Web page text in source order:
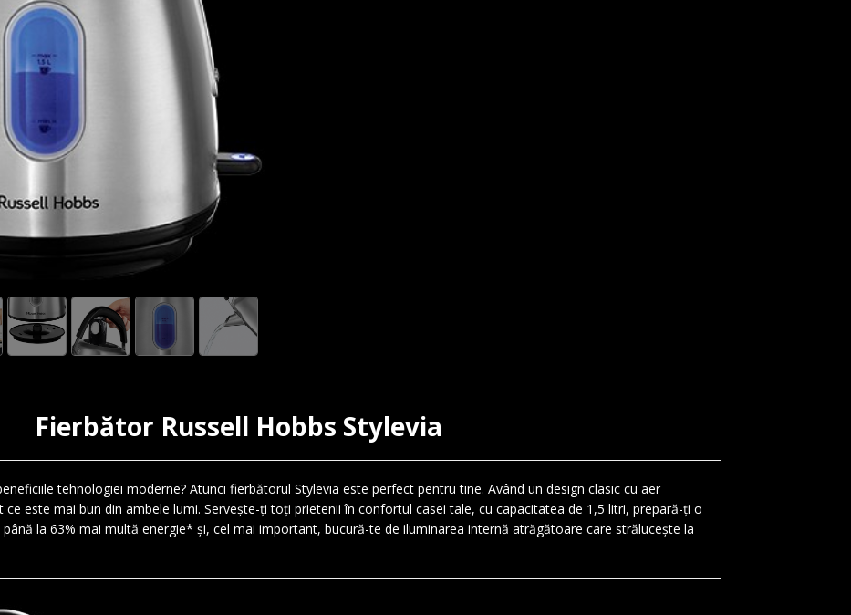
Fierbător Russell Hobbs Stylevia
tehnologiei moderne? Atunci fierbătorul Stylevia este perfect pentru tine. Având un design clasic cu aer
este mai bun din ambele lumi. Servește-ți toți prietenii în confortul casei tale, cu capacitatea de 1,5 litri, prepară-ți o
la 63% mai multă energie* și, cel mai important, bucură-te de iluminarea internă atrăgătoare care strălucește la